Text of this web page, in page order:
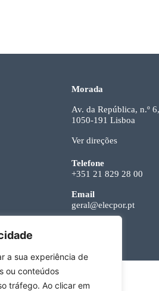
a sua experiência de
ou conteúdos
tráfego. Ao clicar em
Morada
Av. da República, n.º
1050-191 Lisboa
Ver direções
Telefone
+351 21 829 28 00
Email
geral@elecpor.pt